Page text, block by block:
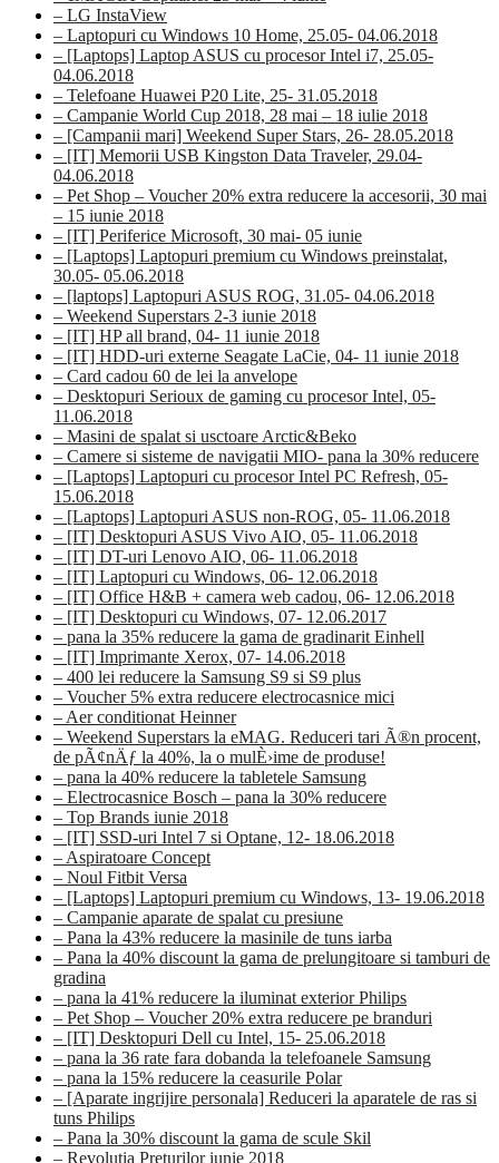
– LG InstaView
– Laptopuri cu Windows 10 Home, 25.05- 04.06.2018
– [Laptops] Laptop ASUS cu procesor Intel i7, 25.05-
04.06.2018
– Telefoane Huawei P20 Lite, 25- 31.05.2018
– Campanie World Cup 2018, 28 mai – 18 iulie 2018
– [Campanii mari] Weekend Super Stars, 26- 28.05.2018
– [IT] Memorii USB Kingston Data Traveler, 29.04-
04.06.2018
– Pet Shop – Voucher 20% extra reducere la accesorii, 30 mai
– 15 iunie 2018
– [IT] Periferice Microsoft, 30 mai- 05 iunie
– [Laptops] Laptopuri premium cu Windows preinstalat,
30.05- 05.06.2018
– [laptops] Laptopuri ASUS ROG, 31.05- 04.06.2018
– Weekend Superstars 2-3 iunie 2018
– [IT] HP all brand, 04- 11 iunie 2018
– [IT] HDD-uri externe Seagate LaCie, 04- 11 iunie 2018
– Card cadou 60 de lei la anvelope
– Desktopuri Serioux de gaming cu procesor Intel, 05-
11.06.2018
– Masini de spalat si usctoare Arctic&Beko
– Camere si sisteme de navigatii MIO- pana la 30% reducere
– [Laptops] Laptopuri cu procesor Intel PC Refresh, 05-
15.06.2018
– [Laptops] Laptopuri ASUS non-ROG, 05- 11.06.2018
– [IT] Desktopuri ASUS Vivo AIO, 05- 11.06.2018
– [IT] DT-uri Lenovo AIO, 06- 11.06.2018
– [IT] Laptopuri cu Windows, 06- 12.06.2018
– [IT] Office H&B + camera web cadou, 06- 12.06.2018
– [IT] Desktopuri cu Windows, 07- 12.06.2017
– pana la 35% reducere la gama de gradinarit Einhell
– [IT] Imprimante Xerox, 07- 14.06.2018
– 400 lei reducere la Samsung S9 si S9 plus
– Voucher 5% extra reducere electrocasnice mici
– Aer conditionat Heinner
– Weekend Superstars la eMAG. Reduceri tari Ã®n procent,
de pÃ¢nÄƒ la 40%, la o mulÈ›ime de produse!
– pana la 40% reducere la tabletele Samsung
– Electrocasnice Bosch – pana la 30% reducere
– Top Brands iunie 2018
– [IT] SSD-uri Intel 7 si Optane, 12- 18.06.2018
– Aspiratoare Concept
– Noul Fitbit Versa
– [Laptops] Laptopuri premium cu Windows, 13- 19.06.2018
– Campanie aparate de spalat cu presiune
– Pana la 43% reducere la masinile de tuns iarba
– Pana la 40% discount la gama de prelungitoare si tamburi de
gradina
– pana la 41% reducere la iluminat exterior Philips
– Pet Shop – Voucher 20% extra reducere pe branduri
– [IT] Desktopuri Dell cu Intel, 15- 25.06.2018
– pana la 36 rate fara dobanda la telefoanele Samsung
– pana la 15% reducere la ceasurile Polar
– [Aparate ingrijire personala] Reduceri la aparatele de ras si
tuns Philips
– Pana la 30% discount la gama de scule Skil
– Revolutia Preturilor iunie 2018